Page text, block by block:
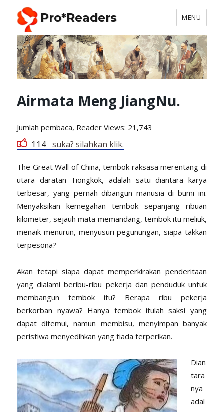
Pro*Readers MENU
Airmata Meng JiangNu.
Jumlah pembaca, ReaderViews: 21,743
114 suka? silahkan klik.
The Great Wall of China, tembok raksasa merentang di
utara daratan Tiongkok, adalah satu diantara karya
terbesar, yang pernah dibangun manusia di bumi ini.
Menyaksikan kemegahan tembok sepanjang ribuan
kilometer, sejauh mata memandang, tembok itu meliuk,
menaik menurun, menyusuri pegunungan, siapa takkan
terpesona?
Akan tetapi siapa dapat memperkirakan penderitaan
yang dialami beribu-ribu pekerja dan penduduk untuk
membangun tembok itu? Berapa ribu pekerja
berkorban nyawa? Hanya tembok itulah saksi yang
dapat ditemui, namun membisu, menyimpan banyak
peristiwa menyedihkan yang tiada terperikan.
Dian
tara
nya
adal